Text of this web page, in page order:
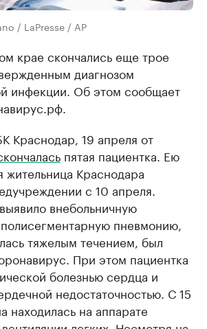
/ LaPresse / AP
крае скончались еще трое
диагнозом
инфекции. Об этом сообщает
Краснодар, 19 апреля от
пятая пациентка. Ею
жительница Краснодара
с 10 апреля.
внебольничную
пневмонию,
тяжелым течением, был
При этом пациентка
болезнью сердца и
недостаточностью. С 15
находилась на аппарате